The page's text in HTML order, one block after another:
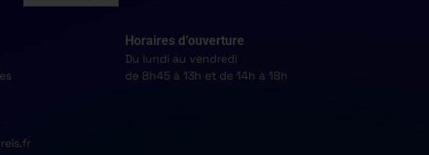
Horaires d’ouverture
Du lundi au vendredi
de 8h45 à 13h et de 14h à 18h